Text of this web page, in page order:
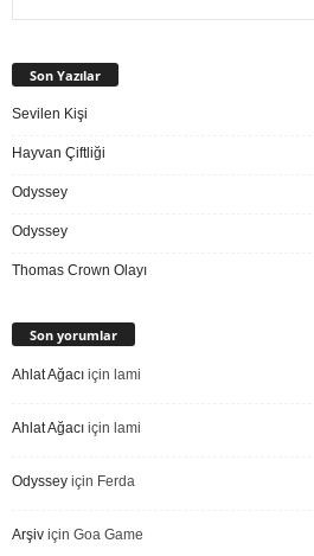
Son Yazılar
Sevilen Kişi
Hayvan Çiftliği
Odyssey
Odyssey
Thomas Crown Olayı
Son yorumlar
Ahlat Ağacı için lami
Ahlat Ağacı için lami
Odyssey için Ferda
Arşiv için Goa Game